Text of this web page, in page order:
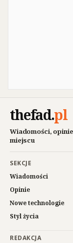
thefad.pl
Wiadomości,
miejscu
SEKCJE
Wiadomości
Opinie
Nowe technologie
Styl życia
REDAKCJA